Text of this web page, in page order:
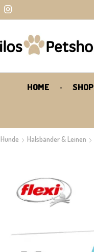
HOME SHOP
Hunde Halsbänder & Leinen